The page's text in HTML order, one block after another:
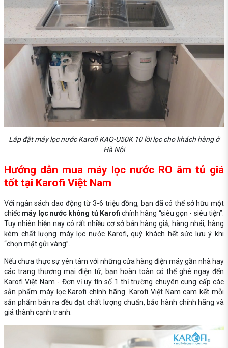
Lắp đặt máy lọc nước Karofi KAQ-U50K 10 lõi lọc cho khách hàng ở
Hà Nội
Hướng dẫn mua máy lọc nước RO âm tủ giá
tốt tại Karofi Việt Nam
Với ngân sách dao động từ 3-6 triệu đồng, bạn đã có thể sở hữu một
chiếc máy lọc nước không tủ Karofi chính hãng “siêu gọn - siêu tiện”.
Tuy nhiên hiện nay có rất nhiều cơ sở bán hàng giả, hàng nhái, hàng
kém chất lượng máy lọc nước Karofi, quý khách hết sức lưu ý khi
“chọn mặt gửi vàng”.
Nếu chưa thực sự yên tâm với những cửa hàng điện máy gần nhà hay
các trang thương mại điện tử, bạn hoàn toàn có thể ghé ngay đến
Karofi Việt Nam - Đơn vị uy tín số 1 thị trường chuyên cung cấp các
sản phẩm máy lọc Karofi chính hãng. Karofi Việt Nam cam kết mỗi
sản phẩm bán ra đều đạt chất lượng chuẩn, bảo hành chính hãng và
giá thành cạnh tranh.